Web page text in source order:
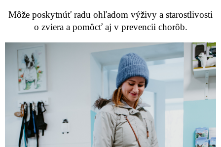
Môže poskytnúť radu ohľadom výživy a starostlivosti
o zviera a pomôcť aj v prevencii chorôb.